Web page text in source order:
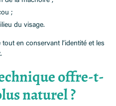
;
du visage.
en conservant l’identité et les
offre-t-
naturel ?